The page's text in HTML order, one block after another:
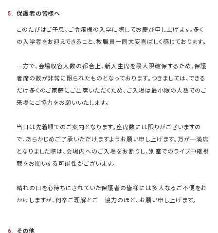
保護者の皆様へ
このたびはご子息、ご令嬢様の入学に際してお慶び申し上げます。多く
の入学者をお迎えできること、教職員一同大変喜ばしく感じております。
一方で、会場収容人数の都合上、新入生席を最大限確保するため、保護
者席の数が非常に限られたものとなっております。つきましては、できる
だけ多くのご家庭にご出席いただくため、ご入場は最小限の人数でのご
来場にご協力をお願いいたします。
当日は先着順でのご案内となります。座席数には限りがございますの
で、あらかじめご了承いただけますようお願い申し上げます。万が一満席
となりました際は、会場内へのご入場をお断りし、別室でのライブ中継視
聴をお願いする可能性がございます。
晴れの日を心待ちにされていた保護者の皆様には多大なるご不便をお
かけしますが、何卒ご理解とご 協力のほど、お願い申し上げます。
その他